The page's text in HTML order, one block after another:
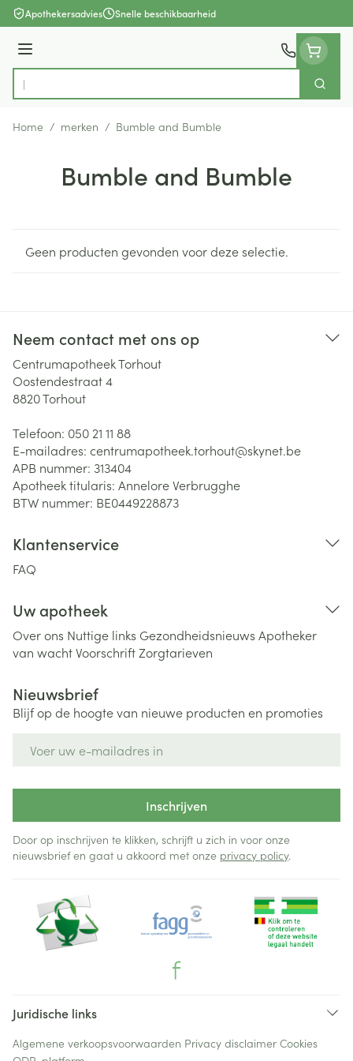
Ga naar de inhoud
Apothekersadvies Snelle beschikbaarheid
Menu
Product, merk, categorie...
Zoek
Home / merken / Bumble and Bumble
Bumble and Bumble
Geen producten gevonden voor deze selectie.
Neem contact met ons op
Centrumapotheek Torhout
Oostendestraat 4
8820Torhout
Telefoon: 050 21 11 88
E-mailadres: centrumapotheek.torhout@skynet.be
APB nummer: 313404
Apotheek titularis: Annelore Verbrugghe
BTW nummer: BE0449228873
Klantenservice
FAQ
Uw apotheek
Over ons Nuttige links Gezondheidsnieuws Apotheker
van wachtVoorschriftZorgtarieven
Nieuwsbrief
Blijf op de hoogte van nieuwe producten en promoties
Inschrijven
Door op inschrijven te klikken, schrijft u zich in voor onze
nieuwsbrief en gaat u akkoord met onze privacy policy.
Juridische links
Algemene verkoopsvoorwaarden Privacy disclaimer Cookies